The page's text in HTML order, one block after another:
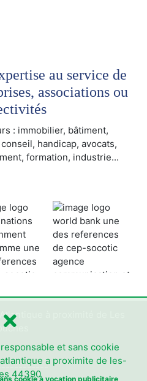
au service de
associations ou
: immobilier, bâtiment,
handicap, avocats,
formation, industrie...
cookie à vocation publicitaire
à proximité de Les